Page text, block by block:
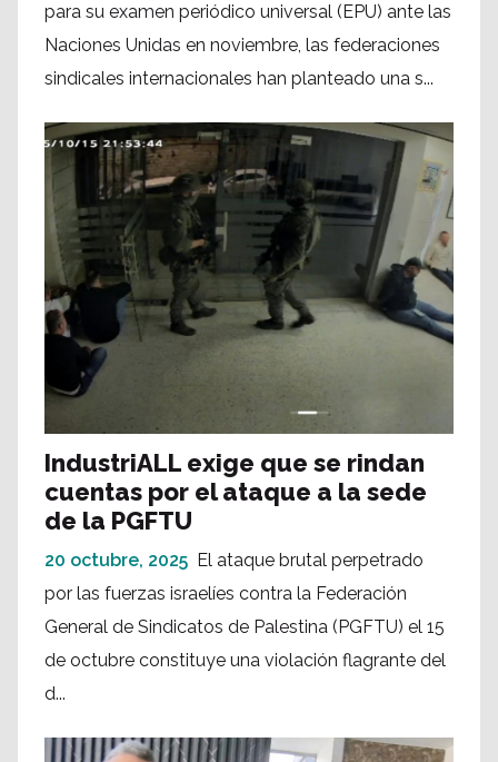
para su examen periódico universal (EPU) ante las
Naciones Unidas en noviembre, las federaciones
sindicales internacionales han planteado una s...
IndustriALL exige que se rindan
cuentas por el ataque a la sede
de la PGFTU
20 octubre, 2025 El ataque brutal perpetrado
por las fuerzas israelíes contra la Federación
General de Sindicatos de Palestina (PGFTU) el 15
de octubre constituye una violación flagrante del
d...